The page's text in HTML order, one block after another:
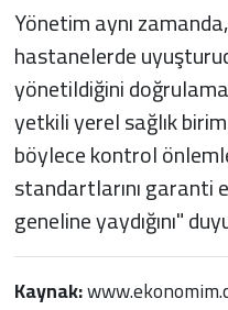
Yönetim aynı
hastanelerde
yönetildiğini
yetkili yerel sağlık
böylece kontrol
standartlarını garanti
geneline yaydığını"
Kaynak: